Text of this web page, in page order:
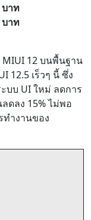
บาท
บาท
MIUI 12 บนพื้นฐาน
12.5 เร็วๆ นี้ ซึ่ง
บบ UI ใหม่ ลดการ
ดลง 15% ไม่พอ
ำงานของ